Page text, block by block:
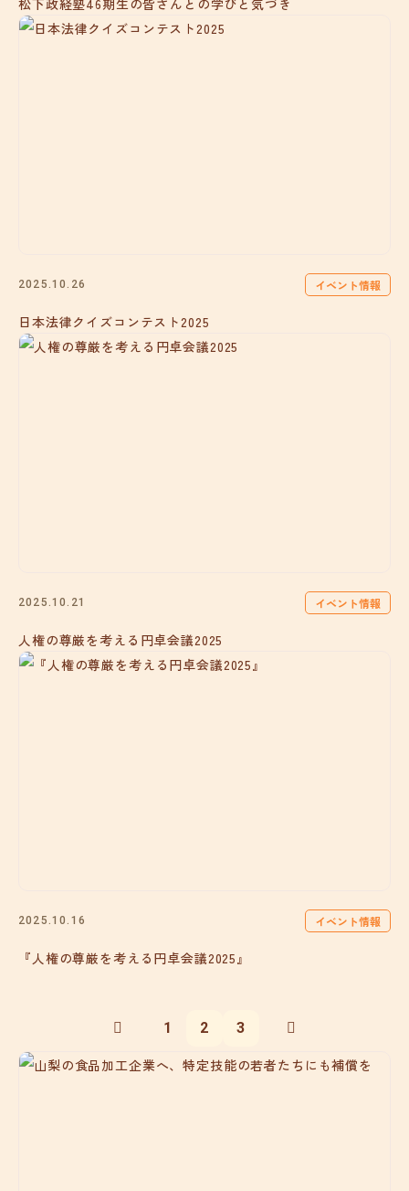
2025.10.26 イベント情報
日本法律クイズコンテスト2025
2025.10.21 イベント情報
人権の尊厳を考える円卓会議2025
2025.10.16 イベント情報
『人権の尊厳を考える円卓会議2025』
1 2 3